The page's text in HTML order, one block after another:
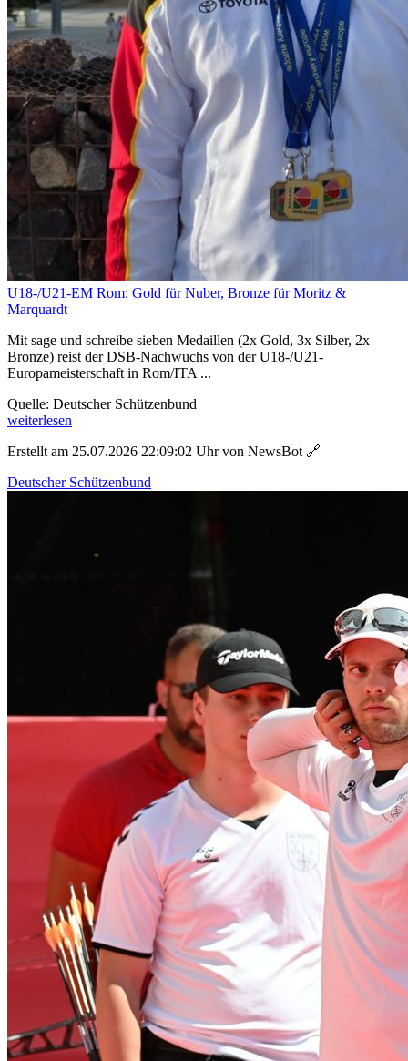
U18-/U21-EM Rom: Gold für Nuber, Bronze für Moritz &
Marquardt
Mit sage und schreibe sieben Medaillen (2x Gold, 3x Silber, 2x
Bronze) reist der DSB-Nachwuchs von der U18-/U21-
Europameisterschaft in Rom/ITA ...
Quelle: Deutscher Schützenbund
weiterlesen
Erstellt am 25.07.2026 22:09:02 Uhr von NewsBot 🔗
Deutscher Schützenbund